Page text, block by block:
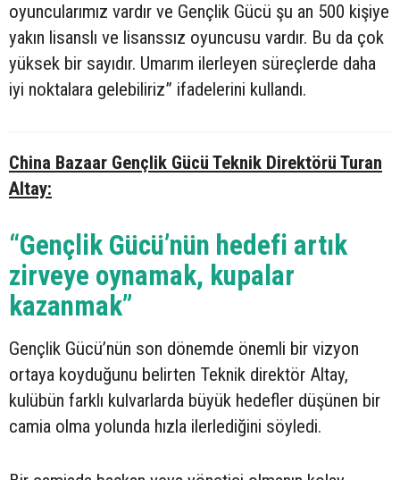
oyuncularımız vardır ve Gençlik Gücü şu an 500 kişiye
yakın lisanslı ve lisanssız oyuncusu vardır. Bu da çok
yüksek bir sayıdır. Umarım ilerleyen süreçlerde daha
iyi noktalara gelebiliriz” ifadelerini kullandı.
China Bazaar Gençlik Gücü Teknik Direktörü Turan
Altay:
“Gençlik Gücü’nün hedefi artık
zirveye oynamak, kupalar
kazanmak”
Gençlik Gücü’nün son dönemde önemli bir vizyon
ortaya koyduğunu belirten Teknik direktör Altay,
kulübün farklı kulvarlarda büyük hedefler düşünen bir
camia olma yolunda hızla ilerlediğini söyledi.